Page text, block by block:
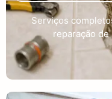
Serviços
reparação